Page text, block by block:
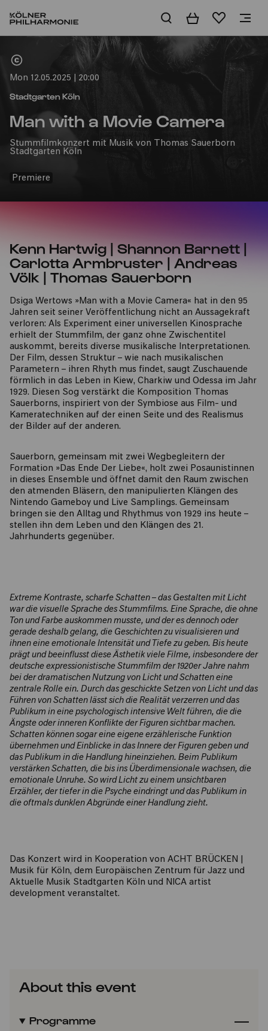
BasketWishlist
Mon 12.05.2025 | 20:00
Stadtgarten Köln
Man with a Movie Camera
Stummfilmkonzert mit Musik von Thomas Sauerborn
Stadtgarten Köln
Premiere
Kenn Hartwig | Shannon Barnett |
Carlotta Armbruster | Andreas
Völk | Thomas Sauerborn
Dsiga Wertows »Man with a Movie Camera« hat in den 95
Jahren seit seiner Veröffentlichung nicht an Aussagekraft
verloren: Als Experiment einer universellen Kinosprache
erhielt der Stummfilm, der ganz ohne Zwischentitel
auskommt, bereits diverse musikalische Interpretationen.
Der Film, dessen Struktur – wie nach musikalischen
Parametern – ihren Rhyth mus findet, saugt Zuschauende
förmlich in das Leben in Kiew, Charkiw und Odessa im Jahr
1929. Diesen Sog verstärkt die Komposition Thomas
Sauerborns, inspiriert von der Symbiose aus Film- und
Kameratechniken auf der einen Seite und des Realismus
der Bilder auf der anderen.
Sauerborn, gemeinsam mit zwei Wegbegleitern der
Formation »Das Ende Der Liebe«, holt zwei Posaunistinnen
in dieses Ensemble und öffnet damit den Raum zwischen
den atmenden Bläsern, den manipulierten Klängen des
Nintendo Gameboy und Live Samplings. Gemeinsam
bringen sie den Alltag und Rhythmus von 1929 ins heute –
stellen ihn dem Leben und den Klängen des 21.
Jahrhunderts gegenüber.
Extreme Kontraste, scharfe Schatten – das Gestalten mit Licht
war die visuelle Sprache des Stummfilms. Eine Sprache, die ohne
Ton und Farbe auskommen musste, und der es dennoch oder
gerade deshalb gelang, die Geschichten zu visualisieren und
ihnen eine emotionale Intensität und Tiefe zu geben. Bis heute
prägt und beeinflusst diese Ästhetik viele Filme, insbesondere der
deutsche expressionistische Stummfilm der 1920er Jahre nahm
bei der dramatischen Nutzung von Licht und Schatten eine
zentrale Rolle ein. Durch das geschickte Setzen von Licht und das
Führen von Schatten lässt sich die Realität verzerren und das
Publikum in eine psychologisch intensive Welt führen, die die
Ängste oder inneren Konflikte der Figuren sichtbar machen.
Schatten können sogar eine eigene erzählerische Funktion
übernehmen und Einblicke in das Innere der Figuren geben und
das Publikum in die Handlung hineinziehen. Beim Publikum
verstärken Schatten, die bis ins Überdimensionale wachsen, die
emotionale Unruhe. So wird Licht zu einem unsichtbaren
Erzähler, der tiefer in die Psyche eindringt und das Publikum in
die oftmals dunklen Abgründe einer Handlung zieht.
Das Konzert wird in Kooperation von ACHT BRÜCKEN |
Musik für Köln, dem Europäischen Zentrum für Jazz und
Aktuelle Musik Stadtgarten Köln und NICA artist
development veranstaltet.
About this event
Programme